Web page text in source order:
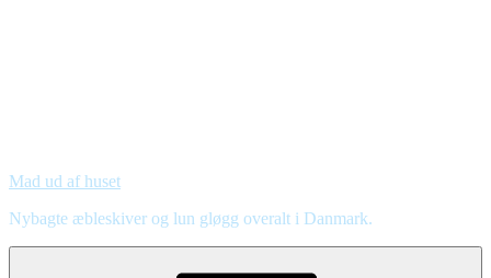
Mad ud af huset
Nybagte æbleskiver og lun gløgg overalt i Danmark.